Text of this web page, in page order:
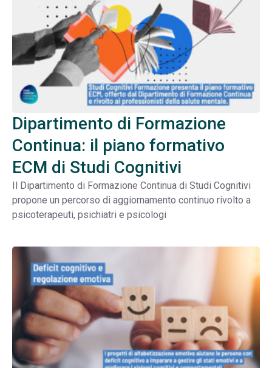
Dipartimento di Formazione
Continua: il piano formativo
ECM di Studi Cognitivi
Il Dipartimento di Formazione Continua di Studi Cognitivi
propone un percorso di aggiornamento continuo rivolto a
psicoterapeuti, psichiatri e psicologi